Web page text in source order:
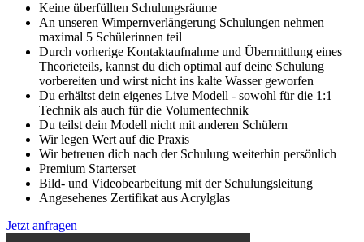
Keine überfüllten Schulungsräume
An unseren Wimpernverlängerung Schulungen nehmen
maximal 5 Schülerinnen teil
Durch vorherige Kontaktaufnahme und Übermittlung eines
Theorieteils, kannst du dich optimal auf deine Schulung
vorbereiten und wirst nicht ins kalte Wasser geworfen
Du erhältst dein eigenes Live Modell - sowohl für die 1:1
Technik als auch für die Volumentechnik
Du teilst dein Modell nicht mit anderen Schülern
Wir legen Wert auf die Praxis
Wir betreuen dich nach der Schulung weiterhin persönlich
Premium Starterset
Bild- und Videobearbeitung mit der Schulungsleitung
Angesehenes Zertifikat aus Acrylglas
Jetzt anfragen